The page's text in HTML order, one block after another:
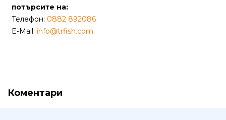
Политика
за
използване
потърсите на:
Телефон: 0882 892086
E-Mail: info@trfish.com
Коментари